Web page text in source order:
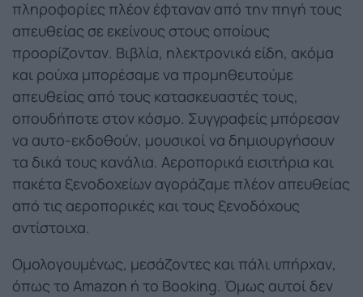
πληροφορίες πλέον έφταναν από την πηγή τους
απευθείας σε εκείνους στους οποίους
προορίζονταν. Βιβλία, ηλεκτρονικά είδη, ακόμα
και ρούχα μπορέσαμε να προμηθευτούμε
απευθείας από τους κατασκευαστές τους,
οπουδήποτε στον κόσμο. Συγγραφείς μπόρεσαν
να αυτο-εκδοθούν, μουσικοί να δημιουργήσουν
τα δικά τους κανάλια. Αεροπορικά εισιτήρια και
πακέτα ξενοδοχείων αγοράζαμε πλέον απευθείας
από τις αεροπορικές και τους ξενοδόχους
αντίστοιχα.
Ομολογουμένως, μεσάζοντες και πάλι υπήρχαν,
όπως το Amazon ή το Booking. Όμως αυτοί δεν